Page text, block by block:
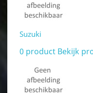
Suzuki
0 product Bekijk